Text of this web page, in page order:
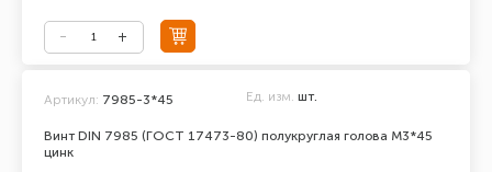
Винт DIN 7985 (ГОСТ 17473-80) полукруглая голова М3*45
цинк
Артикул: 7985-3*45 Ед. изм. шт.